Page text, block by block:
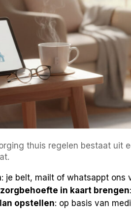
thuis regelen bestaat uit
: je belt, mailt of whatsappt ons
in kaart brengen
opstellen: op basis van